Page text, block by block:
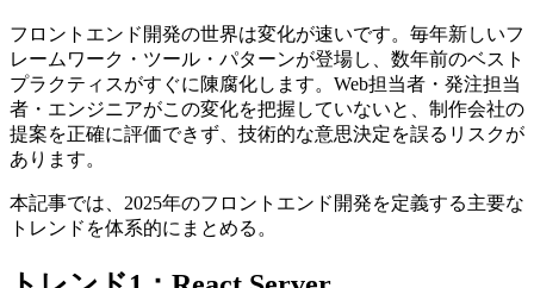
フロントエンド開発の世界は変化が速いです。毎年新しいフ
レームワーク・ツール・パターンが登場し、数年前のベスト
プラクティスがすぐに陳腐化します。Web担当者・発注担当
者・エンジニアがこの変化を把握していないと、制作会社の
提案を正確に評価できず、技術的な意思決定を誤るリスクが
あります。
本記事では、2025年のフロントエンド開発を定義する主要な
トレンドを体系的にまとめる。